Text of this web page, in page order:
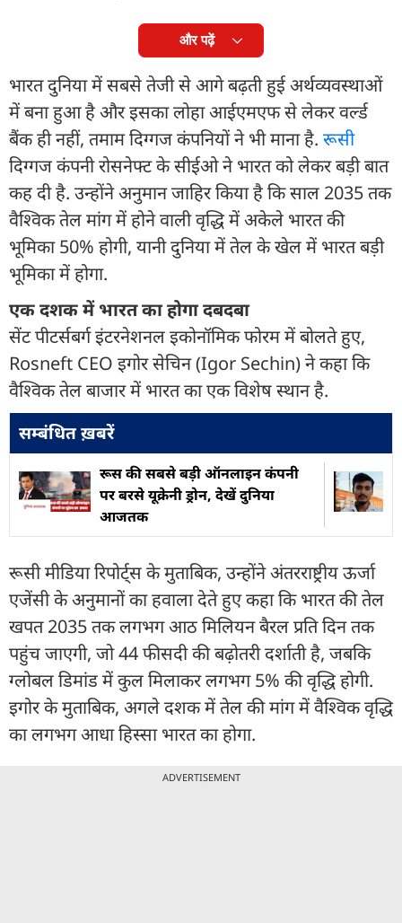
और पढ़ें
भारत दुनिया में सबसे तेजी से आगे बढ़ती हुई अर्थव्यवस्थाओं
में बना हुआ है और इसका लोहा आईएमएफ से लेकर वर्ल्ड
बैंक ही नहीं, तमाम दिग्गज कंपनियों ने भी माना है. रूस
दिग्गज कंपनी रोसनेफ्ट के सीईओ ने भारत को लेकर बड़ी बात
कह दी है. उन्होंने अनुमान जाहिर किया है कि साल 2035 तक
वैश्विक तेल मांग में होने वाली वृद्धि में अकेले भारत की
भूमिका 50% होगी, यानी दुनिया में तेल के खेल में भारत बड़ी
भूमिका में होगा.
एक दशक में भारत का होगा दबदबा
सेंट पीटर्सबर्ग इंटरनेशनल इकोनॉमिक फोरम में बोलते हुए,
Rosneft CEO इगोर सेचिन (Igor Sechin) ने कहा कि
वैश्विक तेल बाजार में भारत का एक विशेष स्थान है.
सम्बंधित ख़बरें
रूस की सबसे बड़ी ऑनलाइन कंपनी
पर बरसे यूक्रेनी ड्रोन, देखें दुन‍िया
आजतक
रूसी मीडिया रिपोर्ट्स के मुताबिक, उन्होंने अंतरराष्ट्रीय ऊर्जा
एजेंसी के अनुमानों का हवाला देते हुए कहा कि भारत की तेल
खपत 2035 तक लगभग आठ मिलियन बैरल प्रति दिन तक
पहुंच जाएगी, जो 44 फीसदी की बढ़ोतरी दर्शाती है, जबकि
ग्लोबल डिमांड में कुल मिलाकर लगभग 5% की वृद्धि होगी.
इगोर के मुताबिक, अगले दशक में तेल की मांग में वैश्विक वृद्धि
का लगभग आधा हिस्सा भारत का होगा.
ADVERTISEMENT